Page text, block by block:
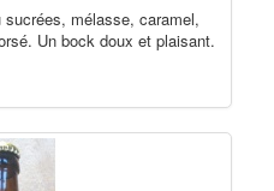
mélasse, caramel,
Un bock doux et plaisant.